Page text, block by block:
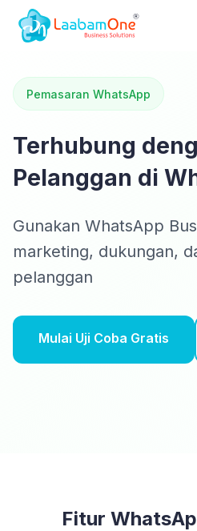
Pemasaran WhatsApp
Terhubung
Pelanggan di
Gunakan WhatsApp
marketing, dukungan,
pelanggan
Mulai Uji Coba Gratis
Fitur